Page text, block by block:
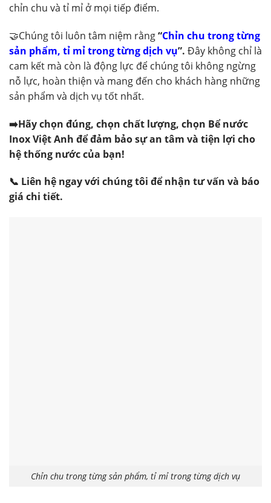
chỉn chu và tỉ mỉ ở mọi tiếp điểm.
🤝Chúng tôi luôn tâm niệm rằng“Chỉn chu trong từng
sản phẩm, tỉ mỉ trong từng dịch vụ”. Đây không chỉ là
cam kết mà còn là động lực để chúng tôi không ngừng
nỗ lực, hoàn thiện và mang đến cho khách hàng những
sản phẩm và dịch vụ tốt nhất.
➡️Hãy chọn đúng, chọn chất lượng, chọn Bể nước
Inox Việt Anh để đảm bảo sự an tâm và tiện lợi cho
hệ thống nước của bạn!
📞 Liên hệ ngay với chúng tôi để nhận tư vấn và báo
giá chi tiết.
Chỉn chu trong từng sản phẩm, tỉ mỉ trong từng dịch vụ